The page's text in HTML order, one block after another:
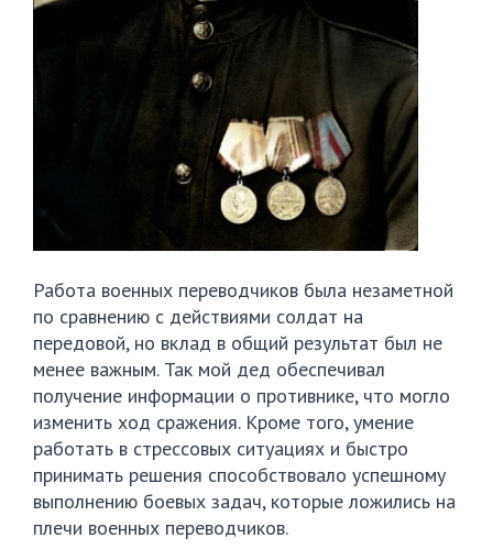
Работа военных переводчиков была незаметной
по сравнению с действиями солдат на
передовой, но вклад в общий результат был не
менее важным. Так мой дед обеспечивал
получение информации о противнике, что могло
изменить ход сражения. Кроме того, умение
работать в стрессовых ситуациях и быстро
принимать решения способствовало успешному
выполнению боевых задач, которые ложились на
плечи военных переводчиков.